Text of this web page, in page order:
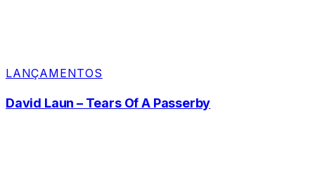
LANÇAMENTOS
David Laun – Tears Of A Passerby